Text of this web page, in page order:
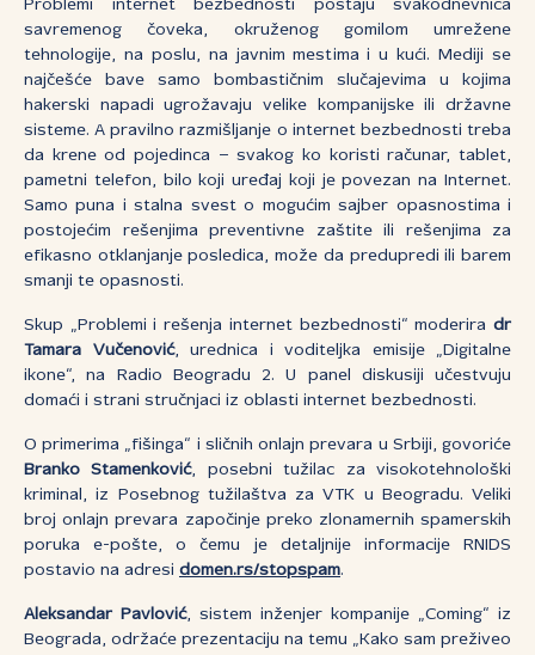
Problemi internet bezbednosti postaju svakodnevnica
savremenog čoveka, okruženog gomilom umrežene
tehnologije, na poslu, na javnim mestima i u kući. Mediji se
najčešće bave samo bombastičnim slučajevima u kojima
hakerski napadi ugrožavaju velike kompanijske ili državne
sisteme. A pravilno razmišljanje o internet bezbednosti treba
da krene od pojedinca – svakog ko koristi računar, tablet,
pametni telefon, bilo koji uređaj koji je povezan na Internet.
Samo puna i stalna svest o mogućim sajber opasnostima i
postojećim rešenjima preventivne zaštite ili rešenjima za
efikasno otklanjanje posledica, može da predupredi ili barem
smanji te opasnosti.
Skup „Problemi i rešenja internet bezbednosti“ moderira dr
Tamara Vučenović, urednica i voditeljka emisije „Digitalne
ikone“, na Radio Beogradu 2. U panel diskusiji učestvuju
domaći i strani stručnjaci iz oblasti internet bezbednosti.
O primerima „fišinga“ i sličnih onlajn prevara u Srbiji, govoriće
Branko Stamenković, posebni tužilac za visokotehnološki
kriminal, iz Posebnog tužilaštva za VTK u Beogradu. Veliki
broj onlajn prevara započinje preko zlonamernih spamerskih
poruka e-pošte, o čemu je detaljnije informacije RNIDS
postavio na adresi domen.rs/stopspam.
Aleksandar Pavlović, sistem inženjer kompanije „Coming“ iz
Beograda, održaće prezentaciju na temu „Kako sam preživeo